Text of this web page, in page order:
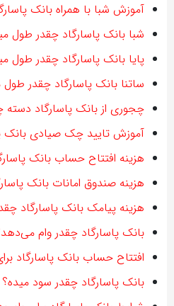
آموزش شبا با همراه بانک
شبا بانک پاسارگاد چقدر طول
پایا بانک پاسارگاد چقدر طول
ساتنا بانک پاسارگاد چقدر
چجوری از بانک پاسارگاد
آموزش تایید چک صیادی بانک
هزینه افتتاح حساب بانک
هزینه صندوق امانات بانک
هزینه پیامک بانک پاسارگاد
بانک پاسارگاد چقدر وام
افتتاح حساب بانک پاسارگاد
بانک پاسارگاد چقدر سود میده؟